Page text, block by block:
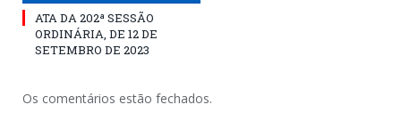
ATA DA 202ª SESSÃO
ORDINÁRIA, DE 12 DE
SETEMBRO DE 2023
Os comentários estão fechados.